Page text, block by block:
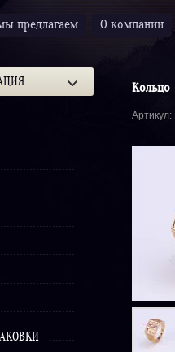
предлагаем О компании
Кольцо
Артикул: